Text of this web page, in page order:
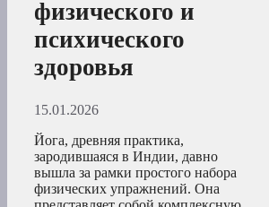
физического и
психического
здоровья
15.01.2026
Йога, древняя практика,
зародившаяся в Индии, давно
вышла за рамки простого набора
физических упражнений. Она